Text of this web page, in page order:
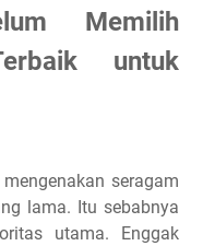
Memilih
untuk
seragam
lama. Itu sebabnya
utama. Enggak